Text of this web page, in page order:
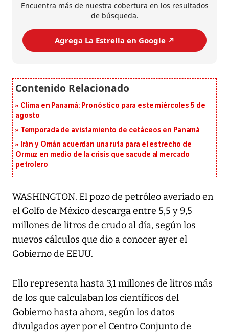
Encuentra más de nuestra cobertura en los resultados
de búsqueda.
Agrega La Estrella en Google ↗️
Clima en Panamá: Pronóstico para este miércoles 5 de
agosto
Temporada de avistamiento de cetáceos en Panamá
Irán y Omán acuerdan una ruta para el estrecho de
Ormuz en medio de la crisis que sacude al mercado
petrolero
WASHINGTON. El pozo de petróleo averiado en
el Golfo de México descarga entre 5,5 y 9,5
millones de litros de crudo al día, según los
nuevos cálculos que dio a conocer ayer el
Gobierno de EEUU.
Ello representa hasta 3,1 millones de litros más
de los que calculaban los científicos del
Gobierno hasta ahora, según los datos
divulgados ayer por el Centro Conjunto de